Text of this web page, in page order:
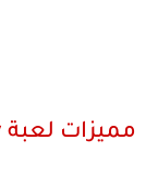
مميزات لعبة Rally Fury